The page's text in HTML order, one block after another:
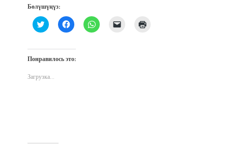
Бөлүшүңүз:
Нажмите,
чтобы
Twitter
в
окне)
Нажмите,
чтобы
Facebook
в
Нажмите,
чтобы
Послать
ссылку
Понравилось это:
Загрузка...